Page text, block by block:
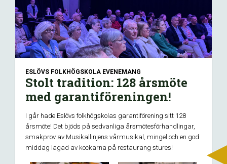
ESLÖVS FOLKHÖGSKOLA EVENEMANG
Stolt tradition: 128 årsmöte
med garantiföreningen!
I går hade Eslövs folkhögskolas garantiförening sitt 128
årsmöte! Det bjöds på sedvanliga årsmötesförhandlingar,
smakprov av Musikallinjens vårmusikal, mingel och en god
middag lagad av kockarna på restaurang stures!